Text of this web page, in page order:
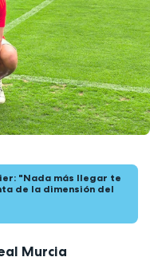
"Nada más llegar te
de la dimensión del
Murcia